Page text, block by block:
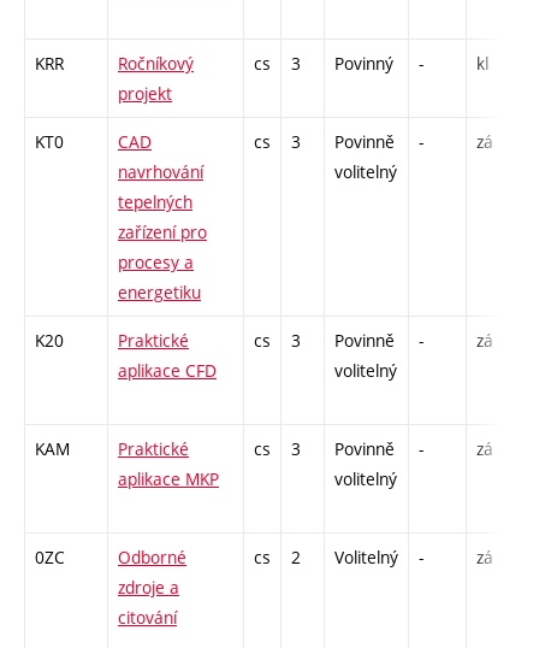
KRR
Ročníkový
projekt
cs 3 Povinný - kl
KT0
CAD
navrhování
tepelných
zařízení pro
procesy a
energetiku
cs 3
Povinně
volitelný
- zá
K20
Praktické
aplikace CFD
cs 3
Povinně
volitelný
- zá
KAM
Praktické
aplikace MKP
cs 3
Povinně
volitelný
- zá
0ZC
Odborné
zdroje a
citování
cs 2 Volitelný - zá